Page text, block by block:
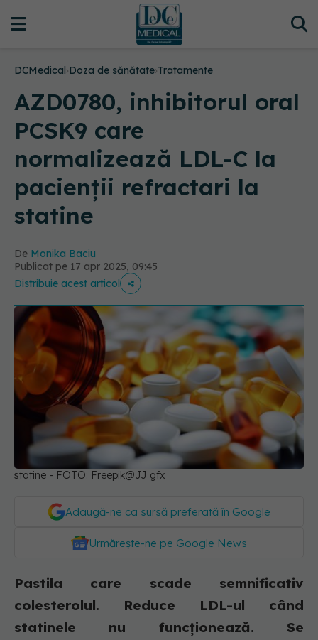
DCMedical›Doza de sănătate›Tratamente
AZD0780, inhibitorul oral
PCSK9 care
normalizează LDL-C la
pacienții refractari la
statine
De Monika Baciu
Publicat pe 17 apr 2025, 09:45
Distribuie acest articol
statine - FOTO: Freepik@JJ gfx
Adaugă-ne ca sursă preferată în Google
Urmărește-ne pe Google News
Pastila care scade semnificativ
colesterolul. Reduce LDL-ul când
statinele nu funcționează. Se